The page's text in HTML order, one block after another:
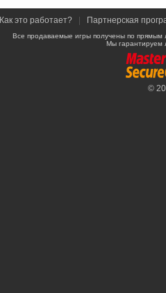
Как это работает? Партнерская
Все продаваемые игры получены по
Мы гарантируем
©